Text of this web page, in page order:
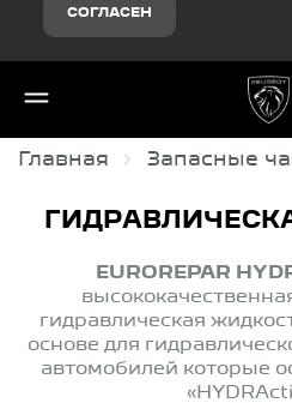
СОГЛАСЕН
Главная Запасные
EUROREPAR
гидравлическая
основе для
автомобилей которые